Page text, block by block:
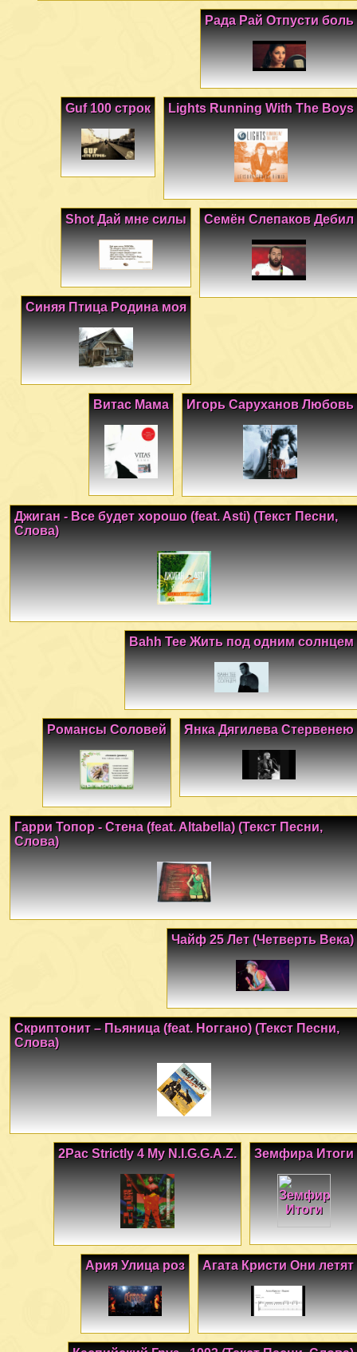
Рада Рай Отпусти боль
Lights Running With The Boys
Guf 100 строк
Семён Слепаков Дебил
Shot Дай мне силы
Синяя Птица Родина моя
Игорь Саруханов Любовь
Витас Мама
Джиган - Все будет хорошо (feat. Asti) (Текст Песни,
Слова)
Bahh Tee Жить под одним солнцем
Янка Дягилева Стервенею
Романсы Соловей
Гарри Топор - Стена (feat. Altabella) (Текст Песни,
Слова)
Чайф 25 Лет (Четверть Века)
Скриптонит – Пьяница (feat. Ноггано) (Текст Песни,
Слова)
Земфира Итоги
2Pac Strictly 4 My N.I.G.G.A.Z.
Агата Кристи Они летят
Ария Улица роз